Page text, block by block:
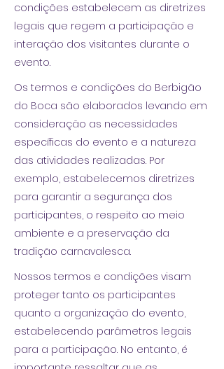
condições estabelecem as diretrizes
legais que regem a participação e
interação dos visitantes durante o
evento.
Os termos e condições do Berbigão
do Boca são elaborados levando em
consideração as necessidades
específicas do evento e a natureza
das atividades realizadas. Por
exemplo, estabelecemos diretrizes
para garantir a segurança dos
participantes, o respeito ao meio
ambiente e a preservação da
tradição carnavalesca.
Nossos termos e condições visam
proteger tanto os participantes
quanto a organização do evento,
estabelecendo parâmetros legais
para a participação. No entanto, é